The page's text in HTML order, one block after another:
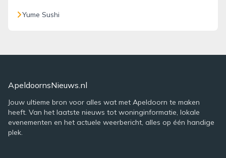
Yume Sushi
ApeldoornsNieuws.nl
Jouw ultieme bron voor alles wat met Apeldoorn te maken
heeft. Van het laatste nieuws tot woninginformatie, lokale
evenementen en het actuele weerbericht, alles op één handige
plek.